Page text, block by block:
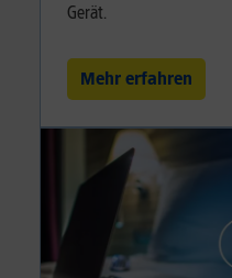
Gerät.
Mehr erfahren